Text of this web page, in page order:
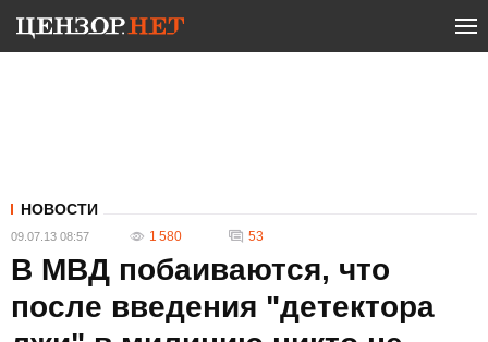
НОВОСТИ
09.07.13 08:57 1 580 53
В МВД побаиваются, что
после введения "детектора